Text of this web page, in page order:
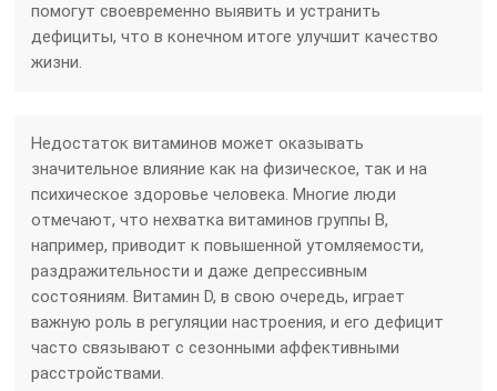
помогут своевременно выявить и устранить
дефициты, что в конечном итоге улучшит качество
жизни.
Недостаток витаминов может оказывать
значительное влияние как на физическое, так и на
психическое здоровье человека. Многие люди
отмечают, что нехватка витаминов группы B,
например, приводит к повышенной утомляемости,
раздражительности и даже депрессивным
состояниям. Витамин D, в свою очередь, играет
важную роль в регуляции настроения, и его дефицит
часто связывают с сезонными аффективными
расстройствами.